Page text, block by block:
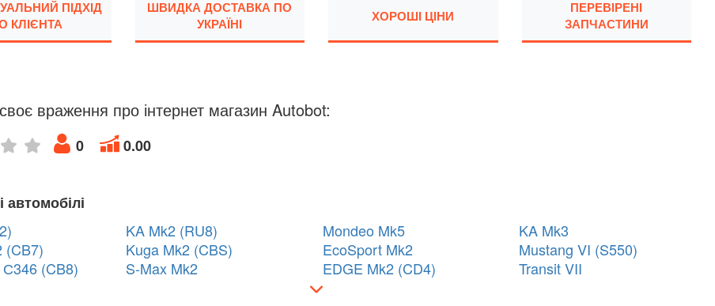
ПІДХІД
КЛІЄНТА
ШВИДКА ДОСТАВКА ПО
УКРАЇНІ
ХОРОШІ ЦІНИ
ПЕРЕВІРЕНІ
ЗАПЧАСТИНИ
враження про інтернет магазин Autobot:
0 0.00
(CB7)
(CB8)
KA Mk2 (RU8)
Kuga Mk2 (CBS)
S-Max Mk2
Mondeo Mk5
EcoSport Mk2
EDGE Mk2 (CD4)
KA Mk3
Mustang VI (S550)
Transit VII